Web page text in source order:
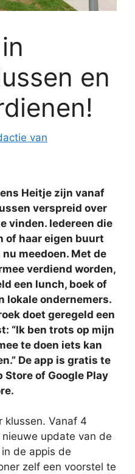
en
van
Heitje zijn vanaf
verspreid over
vinden. Iedereen die
of haar eigen buurt
meedoen. Met de
verdiend worden,
een lunch, boek of
lokale ondernemers.
doet geregeld een
“Ik ben trots op mijn
te doen iets kan
De app is gratis te
of Google Play
klussen. Vanaf 4
update van de
de appis de
zelf een voorstel te